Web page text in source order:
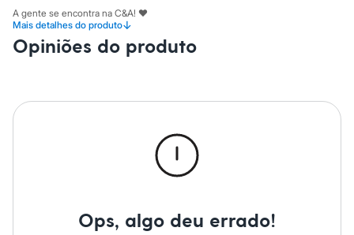
Meias
Pijamas
Sutiãs e Tops
Moda praia
Saídas de praia
Personagens
Shorts e Saias
A gente se encontra na C&A! ❤
Mais detalhes do produto↓
Material
Sintético
Opiniões do produto
Ops, algo deu errado!